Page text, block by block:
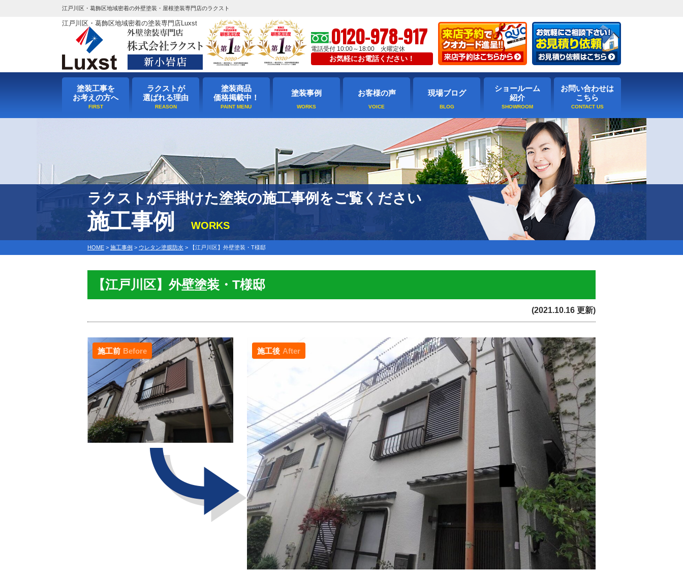
江戸川区・葛飾区地域密着の外壁塗装・屋根塗装専門店のラクスト
江戸川区・葛飾区地域密着の塗装専門店Luxst 0120-978-917
電話受付 10:00～18:00 火曜定休
お気軽にお電話ください！
塗装工事を
お考えの方へ
ラクストが
選ばれる理由
塗装商品
価格掲載中！
塗装事例 お客様の声 現場ブログ
ショールーム
紹介
お問い合わせは
こちら
ラクストが手掛けた塗装の施工事例をご覧ください
施工事例 WORKS
HOME > 施工事例 > ウレタン塗膜防水 > 【江戸川区】外壁塗装・T様邸
【江戸川区】外壁塗装・T様邸
(2021.10.16 更新)
施工後 After
施工前 Before